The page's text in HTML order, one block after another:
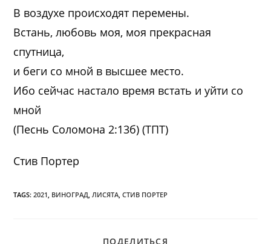
В воздухе происходят перемены.
Встань, любовь моя, моя прекрасная
спутница,
и беги со мной в высшее место.
Ибо сейчас настало время встать и уйти со
мной
(Песнь Соломона 2:13б) (ТПТ)
Стив Портер
TAGS:2021, ВИНОГРАД, ЛИСЯТА, СТИВ ПОРТЕР
ПОДЕЛИТЬСЯ